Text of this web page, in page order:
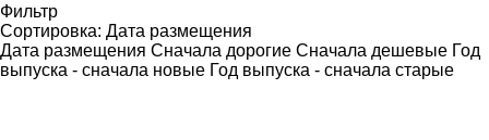
Фильтр
Сортировка: Дата размещения
Дата размещения Сначала дорогие Сначала дешевые Год
выпуска - сначала новые Год выпуска - сначала старые